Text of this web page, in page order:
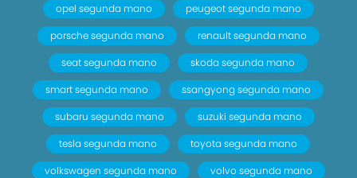
opel segunda mano
peugeot segunda mano
porsche segunda mano
renault segunda mano
seat segunda mano
skoda segunda mano
smart segunda mano
ssangyong segunda mano
subaru segunda mano
suzuki segunda mano
tesla segunda mano
toyota segunda mano
volkswagen segunda mano
volvo segunda mano